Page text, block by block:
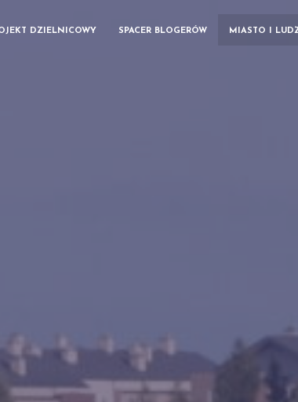
DZIELNICOWY SPACER BLOGERÓW MIASTO I